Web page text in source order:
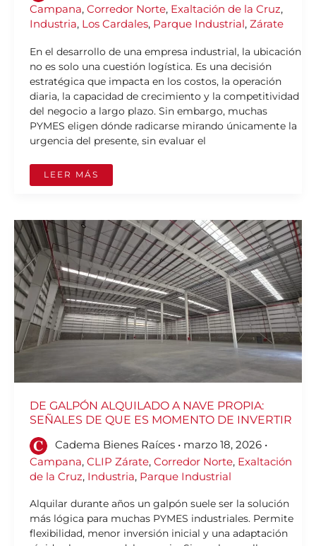
Campana, Corredor Norte, Exaltación de la Cruz,
Industria, Los Cardales, Parque Industrial, Zárate
En el desarrollo de una empresa industrial, la ubicación
no es solo una cuestión logística. Es una decisión
estratégica que impacta en los costos, la operación
diaria, la capacidad de crecimiento y la competitividad
del negocio a largo plazo. Sin embargo, muchas
PYMES eligen dónde radicarse mirando únicamente la
urgencia del presente, sin evaluar el
LEER MÁS
DE GALPÓN ALQUILADO A NAVE PROPIA:
SEÑALES DE QUE ES MOMENTO DE INVERTIR
Cadema Bienes Raíces • marzo 18, 2026 •
Campana, CLIP Zárate, Corredor Norte, Exaltación
de la Cruz, Industria, Parque Industrial
Alquilar durante años un galpón suele ser la solución
más lógica para muchas PYMES industriales. Permite
flexibilidad, menor inversión inicial y una adaptación
DE
GALPÓN
ALQUILADO
A
NAVE
PROPIA:
SEÑALES
DE
QUE
ES
MOMENTO
DE
INVERTIR